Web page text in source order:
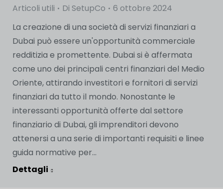
Articoli utili Di SetupCo
6 ottobre 2024
La creazione di una società di servizi finanziari a
Dubai può essere un'opportunità commerciale
redditizia e promettente. Dubai si è affermata
come uno dei principali centri finanziari del Medio
Oriente, attirando investitori e fornitori di servizi
finanziari da tutto il mondo. Nonostante le
interessanti opportunità offerte dal settore
finanziario di Dubai, gli imprenditori devono
attenersi a una serie di importanti requisiti e linee
guida normative per...
Dettagli